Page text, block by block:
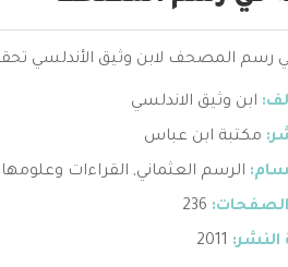
رسم المصحف لابن وثيق الأندلسي
ابن وثيق الاندلسي
مكتبة ابن عباس
الرسم العثماني, القراءات وعلومها
236
2011